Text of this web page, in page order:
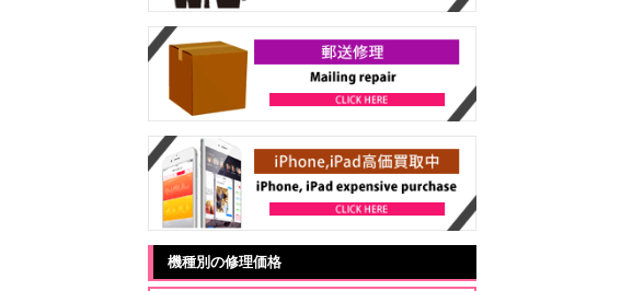
機種別の修理価格